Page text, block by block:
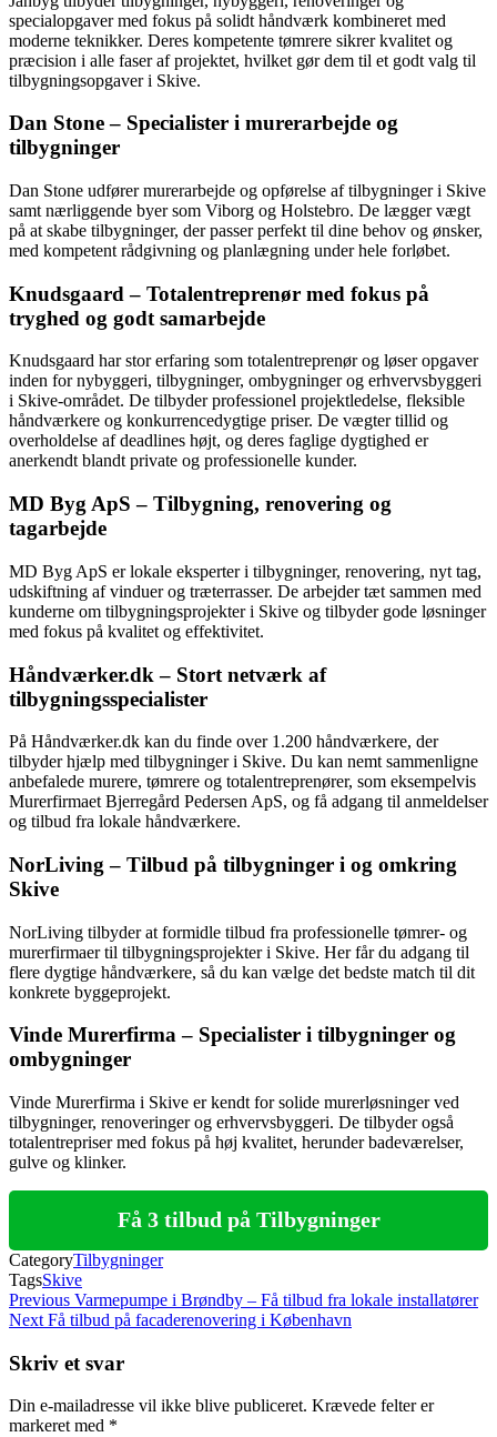
specialopgaver med fokus på solidt håndværk kombineret med
moderne teknikker. Deres kompetente tømrere sikrer kvalitet og
præcision i alle faser af projektet, hvilket gør dem til et godt valg til
tilbygningsopgaver i Skive.
Dan Stone – Specialister i murerarbejde og
tilbygninger
Dan Stone udfører murerarbejde og opførelse af tilbygninger i Skive
samt nærliggende byer som Viborg og Holstebro. De lægger vægt
på at skabe tilbygninger, der passer perfekt til dine behov og ønsker,
med kompetent rådgivning og planlægning under hele forløbet.
Knudsgaard – Totalentreprenør med fokus på
tryghed og godt samarbejde
Knudsgaard har stor erfaring som totalentreprenør og løser opgaver
inden for nybyggeri, tilbygninger, ombygninger og erhvervsbyggeri
i Skive-området. De tilbyder professionel projektledelse, fleksible
håndværkere og konkurrencedygtige priser. De vægter tillid og
overholdelse af deadlines højt, og deres faglige dygtighed er
anerkendt blandt private og professionelle kunder.
MD Byg ApS – Tilbygning, renovering og
tagarbejde
MD Byg ApS er lokale eksperter i tilbygninger, renovering, nyt tag,
udskiftning af vinduer og træterrasser. De arbejder tæt sammen med
kunderne om tilbygningsprojekter i Skive og tilbyder gode løsninger
med fokus på kvalitet og effektivitet.
Håndværker.dk – Stort netværk af
tilbygningsspecialister
På Håndværker.dk kan du finde over 1.200 håndværkere, der
tilbyder hjælp med tilbygninger i Skive. Du kan nemt sammenligne
anbefalede murere, tømrere og totalentreprenører, som eksempelvis
Murerfirmaet Bjerregård Pedersen ApS, og få adgang til anmeldelser
og tilbud fra lokale håndværkere.
NorLiving – Tilbud på tilbygninger i og omkring
Skive
NorLiving tilbyder at formidle tilbud fra professionelle tømrer- og
murerfirmaer til tilbygningsprojekter i Skive. Her får du adgang til
flere dygtige håndværkere, så du kan vælge det bedste match til dit
konkrete byggeprojekt.
Vinde Murerfirma – Specialister i tilbygninger og
ombygninger
Vinde Murerfirma i Skive er kendt for solide murerløsninger ved
tilbygninger, renoveringer og erhvervsbyggeri. De tilbyder også
totalentrepriser med fokus på høj kvalitet, herunder badeværelser,
gulve og klinker.
Få 3 tilbud på Tilbygninger
CategoryTilbygninger
TagsSkive
Indlægsnavigation
Previous
Post
Previous Varmepumpe i Brøndby – Få tilbud fra lokale installatører
Next
Next Få tilbud på facaderenovering i København
Skriv et svar
Din e-mailadresse vil ikke blive publiceret. Krævede felter er
markeret med *